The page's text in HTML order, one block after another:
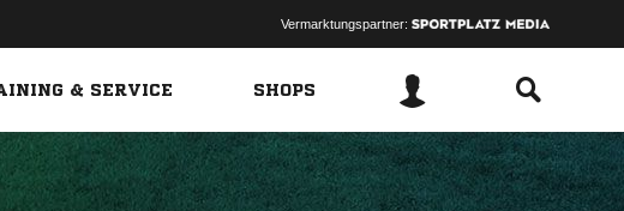
Vermarktungspartner:
& SERVICE SHOPS